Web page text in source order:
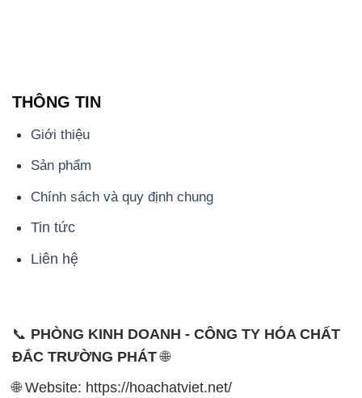
THÔNG TIN
Giới thiệu
Sản phẩm
Chính sách và quy định chung
Tin tức
Liên hệ
📞 PHÒNG KINH DOANH - CÔNG TY HÓA CHẤT
ĐẮC TRƯỜNG PHÁT🌐
🌐 Website: https://hoachatviet.net/